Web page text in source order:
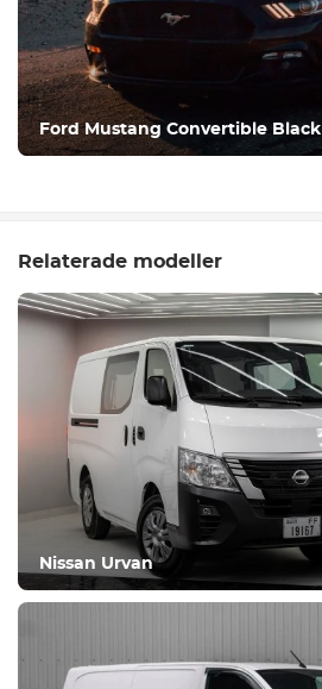
Ford Mustang Convertible Black
Relaterade modeller
Nissan Urvan